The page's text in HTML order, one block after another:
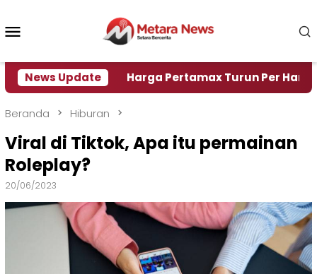
konten
News Update
Air Harga Pertamax Turun Per Hari Ini, Segini
Beranda Hiburan
Viral di Tiktok, Apa itu permainan
Roleplay?
20/06/2023